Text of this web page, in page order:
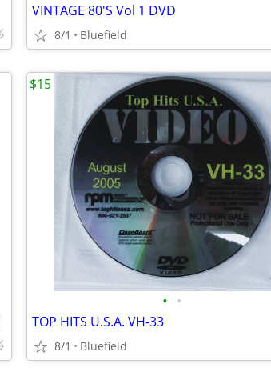
VINTAGE 80'S Vol 1 DVD
8/1 Bluefield
• •
TOP HITS U.S.A. VH-33
8/1 Bluefield
$15